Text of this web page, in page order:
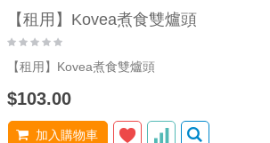
【租用】Kovea煮食雙爐頭
【租用】Kovea煮食雙爐頭
$103.00
加入購物車